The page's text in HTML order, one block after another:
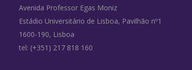
Avenida Professor Egas Moniz
Estádio Universitário de Lisboa, Pavilhão nº1
1600-190, Lisboa
tel: (+351) 217 818 160